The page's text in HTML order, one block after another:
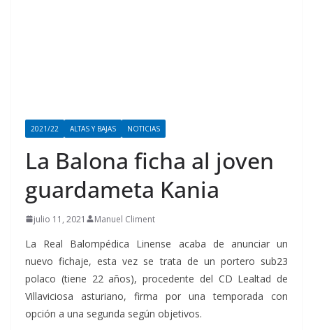
2021/22 ALTAS Y BAJAS NOTICIAS
La Balona ficha al joven
guardameta Kania
julio 11, 2021 Manuel Climent
La Real Balompédica Linense acaba de anunciar un
nuevo fichaje, esta vez se trata de un portero sub23
polaco (tiene 22 años), procedente del CD Lealtad de
Villaviciosa asturiano, firma por una temporada con
opción a una segunda según objetivos.